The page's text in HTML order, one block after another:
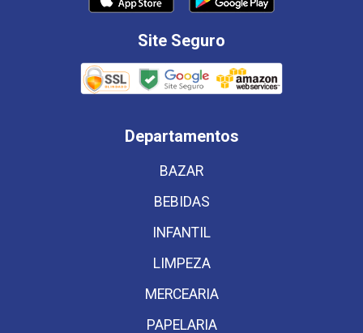
Site Seguro
Departamentos
BAZAR
BEBIDAS
INFANTIL
LIMPEZA
MERCEARIA
PAPELARIA